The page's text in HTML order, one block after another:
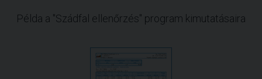
Példa a "Szádfal ellenőrzés" program kimutatásaira